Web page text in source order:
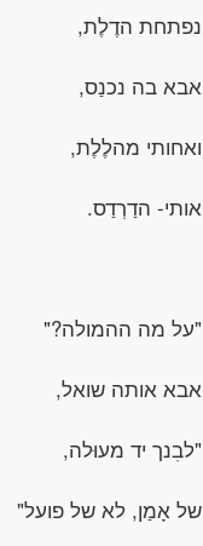
נפתחת הדֶלֶת,
אבא בה נכנַס,
ואחותי מהלֶלֶת,
אותי- הדַרְדַס.
"על מה ההמולה?"
אבא אותה שואל,
"לבִנך יד מעוּלה,
של אָמַן, לא של פועל"